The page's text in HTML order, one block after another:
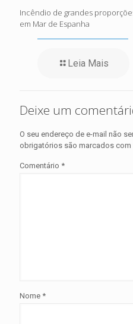
Incêndio de grandes
em Mar de Espanha
Leia Mais
Deixe um
O seu endereço de e-mail não
obrigatórios são marcados com
Comentário *
Nome *